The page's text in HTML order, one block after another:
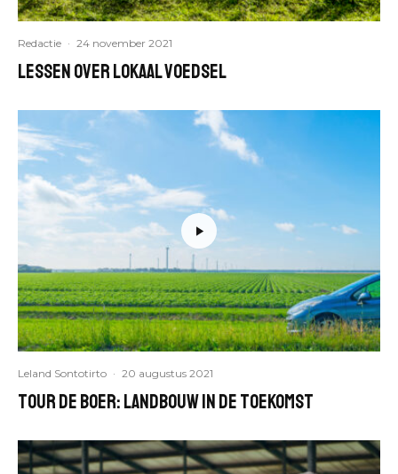
Redactie · 24 november 2021
lessen over lokaal voedsel
Leland Sontotirto · 20 augustus 2021
Tour de boer: landbouw in de toekomst